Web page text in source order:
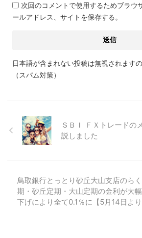
次回のコメントで使用するためブラウ
ールアドレス、サイトを保存する。
日本語が含まれない投稿は無視されます
（スパム対策）
ＳＢＩ ＦＸトレードの
説しました
鳥取銀行とっとり砂丘大山支店のら
期・砂丘定期・大山定期の金利が大
下げにより全て0.1％に【5月14日より